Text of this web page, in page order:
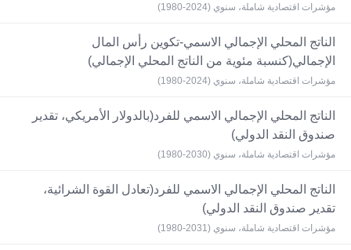
مؤشرات اقتصادية شاملة، سنوي (2024-1980)
الناتج المحلي الإجمالي الاسمي-تكوين رأس المال
الإجمالي(كنسبة مئوية من الناتج المحلي الإجمالي)
مؤشرات اقتصادية شاملة، سنوي (2024-1980)
الناتج المحلي الإجمالي الاسمي للفرد(بالدولار الأمريكي، تقدير
صندوق النقد الدولي)
مؤشرات اقتصادية شاملة، سنوي (2030-1980)
الناتج المحلي الإجمالي الاسمي للفرد(تعادل القوة الشرائية،
تقدير صندوق النقد الدولي)
مؤشرات اقتصادية شاملة، سنوي (2031-1980)